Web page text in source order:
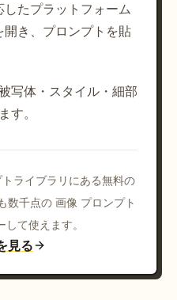
たプラットフォーム
開き、プロンプトを貼
写体・スタイル・細部
す。
ライブラリにある無料の
数千点の 画像 プロンプト
て使えます。
見る